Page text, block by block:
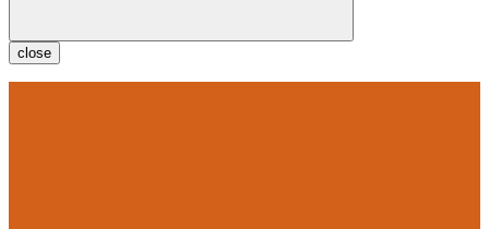
close